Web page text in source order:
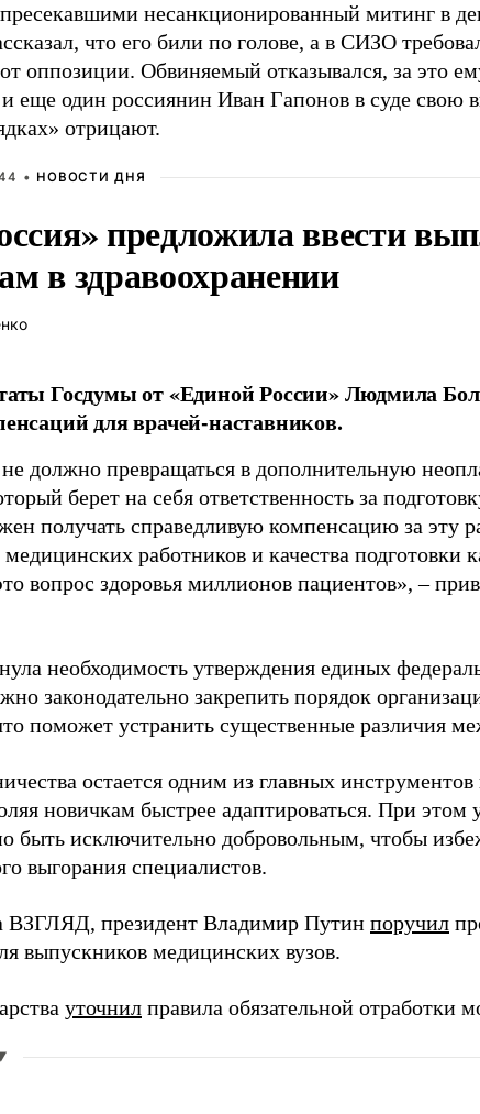
несанкционированный митинг в
что его били по голове, а в СИЗО
оппозиции. Обвиняемый отказывался, за это
еще один россиянин Иван Гапонов в суде свою
отрицают.
• НОВОСТИ ДНЯ
предложила ввести
в здравоохранении
Госдумы от «Единой России» Людмила
для врачей-наставников.
не должно превращаться в дополнительную
берет на себя ответственность за
получать справедливую компенсацию за эту
работников и качества подготовки
вопрос здоровья миллионов пациентов», –
необходимость утверждения единых
законодательно закрепить порядок
поможет устранить существенные различия
остается одним из главных инструментов
новичкам быстрее адаптироваться. При этом
быть исключительно добровольным, чтобы
выгорания специалистов.
ВЗГЛЯД, президент Владимир Путин поручил
выпускников медицинских вузов.
уточнил правила обязательной отработки